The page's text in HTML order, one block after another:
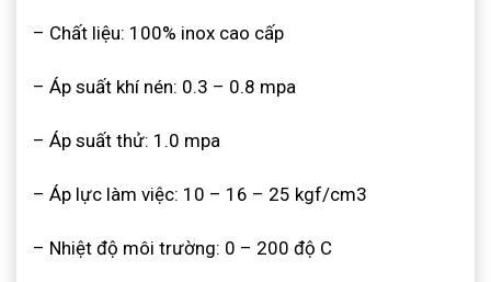
– Chất liệu: 100% inox cao cấp
– Áp suất khí nén: 0.3 – 0.8 mpa
– Áp suất thử: 1.0 mpa
– Áp lực làm việc: 10 – 16 – 25 kgf/cm3
– Nhiệt độ môi trường: 0 – 200 độ C